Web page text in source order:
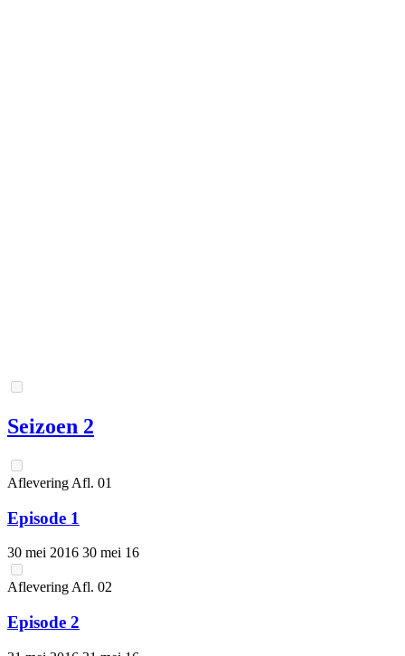
Seizoen 2
Aflevering Afl. 01
Episode 1
30 mei 2016 30 mei 16
AfleveringAfl. 02
Episode 2